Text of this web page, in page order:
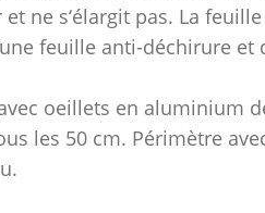
ne s‘élargit pas. La
feuille anti-déchirure et
oeillets en aluminium
les 50 cm. Périmètre